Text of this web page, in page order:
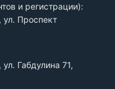
и регистрации):
ул. Проспект
Габдулина 71,